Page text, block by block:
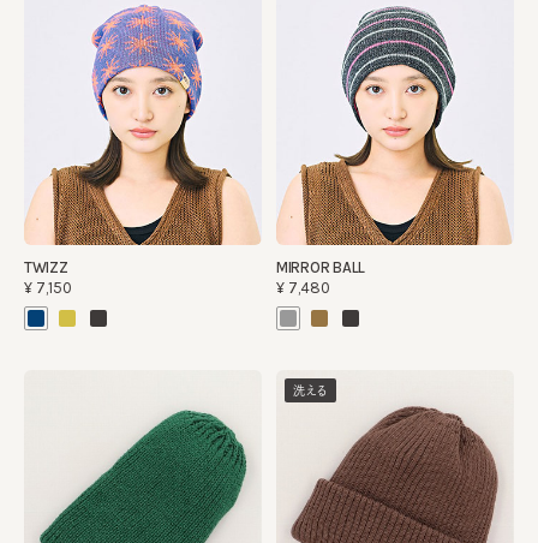
TWIZZ
¥7,150
MIRROR BALL
¥7,480
洗える